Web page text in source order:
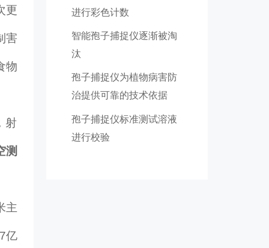
更
害
物
射
测
主
亿
进行彩色计数
智能孢子捕捉仪逐渐被淘
汰
孢子捕捉仪为植物病害防
治提供可靠的技术依据
孢子捕捉仪标准测试溶液
进行校验